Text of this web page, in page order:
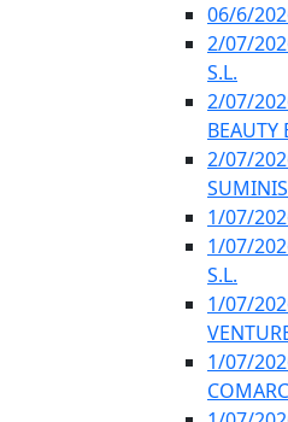
06/6/
2/07/
S.L.
2/07/
BEAUTY
2/07/
1/07/
1/07/
S.L.
1/07/
1/07/